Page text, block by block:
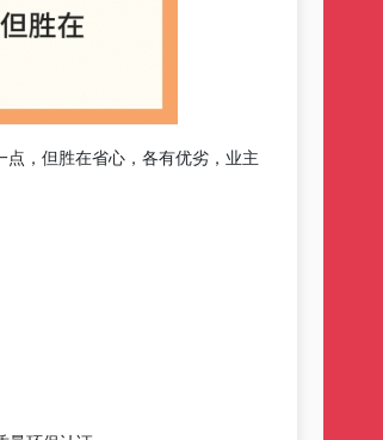
，但胜在省心，各有优劣，业主